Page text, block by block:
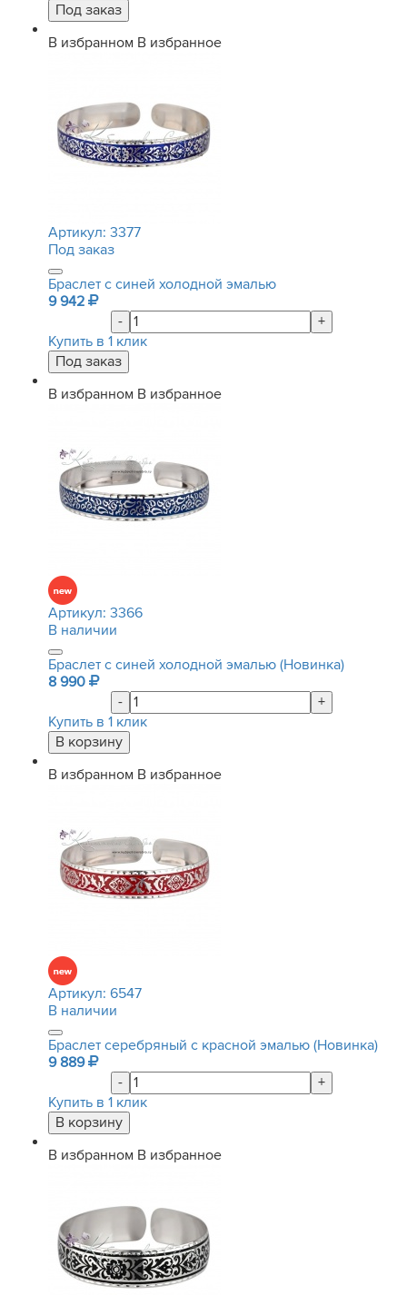
В избранном В избранное
Артикул: 3377
Под заказ
Браслет с синей холодной эмалью
9 942
-
+
Купить в 1 клик
В избранном В избранное
Артикул: 3366
В наличии
Браслет с синей холодной эмалью (Новинка)
8 990
-
+
Купить в 1 клик
В избранном В избранное
Артикул: 6547
В наличии
Браслет серебряный с красной эмалью (Новинка)
9 889
-
+
Купить в 1 клик
В избранном В избранное